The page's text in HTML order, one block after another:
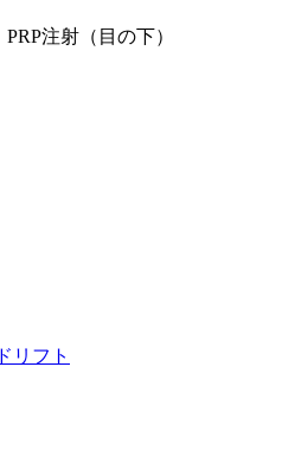
PRP注射（目の下）
リフト